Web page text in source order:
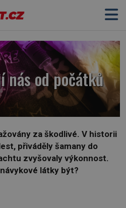
nás od počátků
za škodlivé. V historii
přiváděly šamany do
zvyšovaly výkonnost.
látky být?